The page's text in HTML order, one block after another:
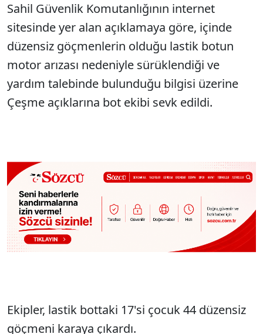
Sahil Güvenlik Komutanlığının internet
sitesinde yer alan açıklamaya göre, içinde
düzensiz göçmenlerin olduğu lastik botun
motor arızası nedeniyle sürüklendiği ve
yardım talebinde bulunduğu bilgisi üzerine
Çeşme açıklarına bot ekibi sevk edildi.
Ekipler, lastik bottaki 17'si çocuk 44 düzensiz
göçmeni karaya çıkardı.